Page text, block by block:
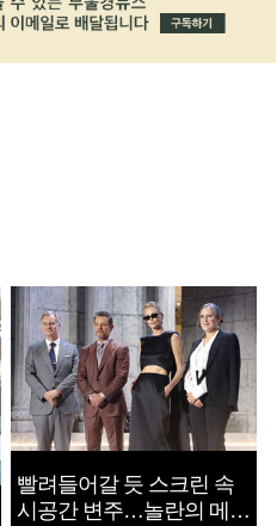
빨려들어갈 듯 스크린 속
시공간 변주…놀란의 메시